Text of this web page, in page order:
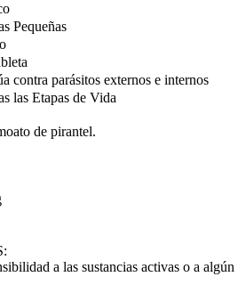
Pequeñas
contra parásitos externos e internos
las Etapas de Vida
de pirantel.
a las sustancias activas o a algún